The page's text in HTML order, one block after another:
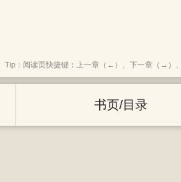
Tip：阅读页快捷键：上一章（←）、下一章（→）、
书页/目录